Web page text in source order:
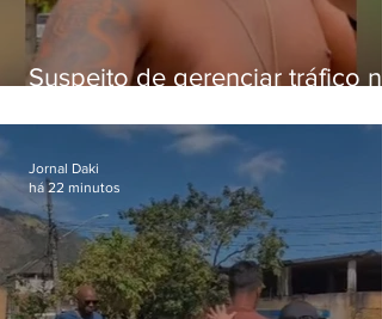
Suspeito de gerenciar tráfico na
foragido
Jornal Daki
há 22 minutos